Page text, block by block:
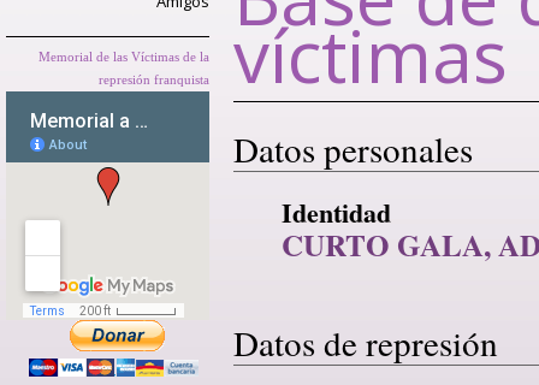
Memorial de las Víctimas de la
represión franquista
víctimas
Datos personales
Identidad
CURTO GALA,
Datos de represión